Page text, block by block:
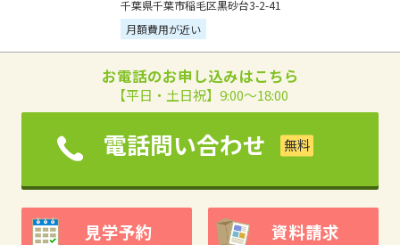
千葉県千葉市稲毛区黒砂台3-2-41
月額費用が近い
お電話のお申し込みはこちら
【平日・土日祝】9:00～18:00
電話問い合わせ
見学予約 資料請求